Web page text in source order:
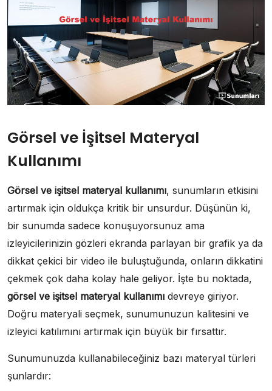
Görsel ve İşitsel Materyal
Kullanımı
Görsel ve işitsel materyal kullanımı, sunumların etkisini
artırmak için oldukça kritik bir unsurdur. Düşünün ki,
bir sunumda sadece konuşuyorsunuz ama
izleyicilerinizin gözleri ekranda parlayan bir grafik ya da
dikkat çekici bir video ile buluştuğunda, onların dikkatini
çekmek çok daha kolay hale geliyor. İşte bu noktada,
görsel ve işitsel materyal kullanımı devreye giriyor.
Doğru materyali seçmek, sunumunuzun kalitesini ve
izleyici katılımını artırmak için büyük bir fırsattır.
Sunumunuzda kullanabileceğiniz bazı materyal türleri
şunlardır: